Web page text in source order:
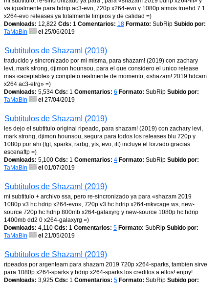
va igualmente para bdrip ac3-evo, 720p x264-evo y 1080p atmos truehd 7 1
x264-evo releases ya totalmente limpios y de calidad =)
Downloads: 12,822 Cds: 1 Comentarios: 18 Formato: SubRip Subido por:
TaMaBin
el 25/06/2019
Subtitulos de Shazam! (2019)
traducido y sincronizado por mi misma, para shazam! (2019) con zachary
levi, mark strong, djimon hounsou, para el que considero el unico release
mas «aceptable» y completo realmente de momento, «shazam! 2019 hdcam
x264 ac3-etrg» =)
Downloads: 5,534 Cds: 1 Comentarios: 6 Formato: SubRip Subido por:
TaMaBin
el 27/04/2019
Subtitulos de Shazam! (2019)
les dejo el subtitulo original ripeado, para shazam! (2019) con zachary levi,
mark strong, djimon hounsou, segura para todos los releases blu 720p y
1080p por ahi (fgt, sparks, rarbg, yts, evo, ift) incluye el forzado gracias
escenaftp =)
Downloads: 5,100 Cds: 1 Comentarios: 4 Formato: SubRip Subido por:
TaMaBin
el 01/07/2019
Subtitulos de Shazam! (2019)
mi subtitulo + archivo ssa, pero re-sincronizado ya para «shazam 2019
1080p v3 hc hdrip x264-evo», 720p v3 hc hdrip x264-mkvcage ws, new-
source 720p hc hdrip 800mb x264-galaxyrg y new-source 1080p hc hdrip
1400mb dd2 0 x264-galaxyrg =)
Downloads: 4,110 Cds: 1 Comentarios: 5 Formato: SubRip Subido por:
TaMaBin
el 21/05/2019
Subtitulos de Shazam! (2019)
ripeados por argenteam para shazam 2019 720p x264-sparks, tambien sirve
para 1080p x264-sparks y bdrip x264-sparks los creditos a ellos! enjoy!
Downloads: 3,925 Cds: 1 Comentarios: 5 Formato: SubRip Subido por: